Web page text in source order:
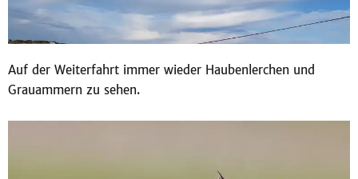
Auf der Weiterfahrt immer wieder Haubenlerchen und
Grauammern zu sehen.